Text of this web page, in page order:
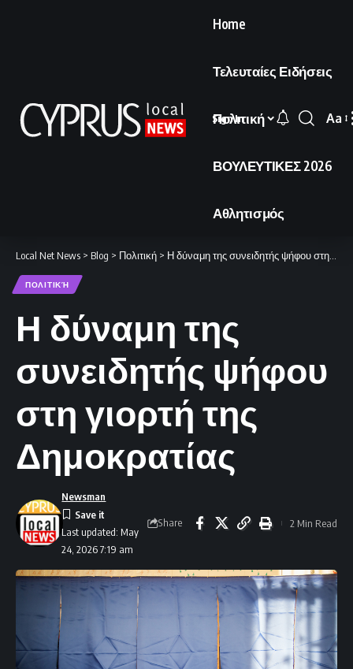
Home
Τελευταίες Ειδήσεις
Πολιτική
ΒΟΥΛΕΥΤΙΚΕΣ 2026
Αθλητισμός
Sign In
Font
Aa
Local Net News > Blog > Πολιτική > Η δύναμη της συνειδητής ψήφου στη γιορτή της Δημοκρατίας
ΠΟΛΙΤΙΚΉ
Η δύναμη της
συνειδητής ψήφου
στη γιορτή της
Δημοκρατίας
Last updated: May
24, 2026 7:19 am
Newsman
Share 2 Min Read